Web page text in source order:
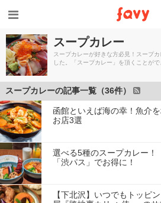
スープカレー
スープカレーが好きな方必見！スープ
した。「スープカレー」を頂くことが
スープカレーの記事一覧（36件）
函館といえば海の幸！魚介
お店3選
選べる5種のスープカレー！
「渋パス」でお得に！
【下北沢】いつでもトッピ